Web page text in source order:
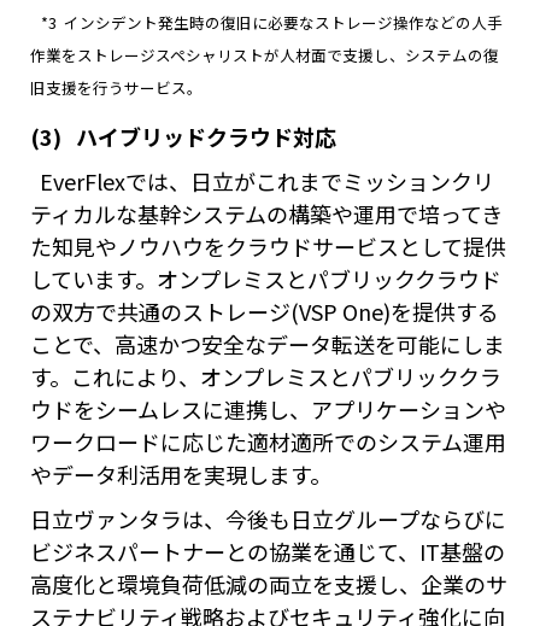
*3 インシデント発生時の復旧に必要なストレージ操作などの人手
作業をストレージスペシャリストが人材面で支援し、システムの復
旧支援を行うサービス。
(3) ハイブリッドクラウド対応
EverFlexでは、日立がこれまでミッションクリ
ティカルな基幹システムの構築や運用で培ってき
た知見やノウハウをクラウドサービスとして提供
しています。オンプレミスとパブリッククラウド
の双方で共通のストレージ(VSP One)を提供する
ことで、高速かつ安全なデータ転送を可能にしま
す。これにより、オンプレミスとパブリッククラ
ウドをシームレスに連携し、アプリケーションや
ワークロードに応じた適材適所でのシステム運用
やデータ利活用を実現します。
日立ヴァンタラは、今後も日立グループならびに
ビジネスパートナーとの協業を通じて、IT基盤の
高度化と環境負荷低減の両立を支援し、企業のサ
ステナビリティ戦略およびセキュリティ強化に向